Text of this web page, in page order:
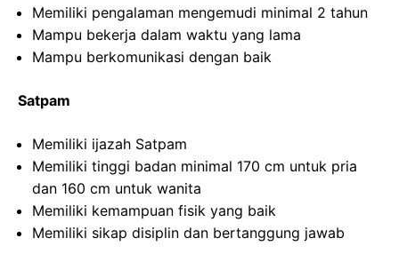
Memiliki pengalaman mengemudi minimal 2 tahun
Mampu bekerja dalam waktu yang lama
Mampu berkomunikasi dengan baik
Satpam
Memiliki ijazah Satpam
Memiliki tinggi badan minimal 170 cm untuk pria
dan 160 cm untuk wanita
Memiliki kemampuan fisik yang baik
Memiliki sikap disiplin dan bertanggung jawab